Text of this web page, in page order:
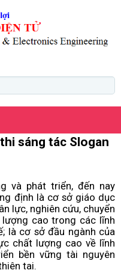
sáng tác Slogan
và phát triển, đến nay
định là cơ sở giáo dục
lực, nghiên cứu, chuyển
cao trong các lĩnh
là cơ sở đầu ngành của
chất lượng cao về lĩnh
bền vững tài nguyên
tai.